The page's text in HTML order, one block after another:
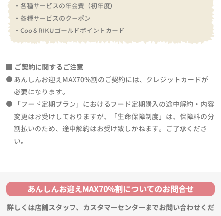
・各種サービスの年会費（初年度）
・各種サービスのクーポン
・Coo＆RIKUゴールドポイントカード
ご契約に関するご注意
あんしんお迎えMAX70%割のご契約には、クレジットカードが
必要になります。
「フード定期プラン」におけるフード定期購入の途中解約・内容
変更はお受けしておりますが、「生命保障制度」は、保障料の分
割払いのため、途中解約はお受け致しかねます。ご了承くださ
い。
あんしんお迎えMAX70%割についてのお問合せ
詳しくは店舗スタッフ、カスタマーセンターまでお問い合わせくだ